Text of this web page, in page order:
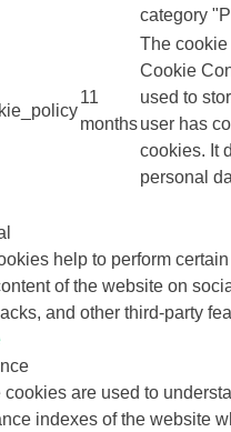
category
11
months
The cookie
Cookie
used to
user has
cookies. It
personal
help to perform
of the website on
and other third-party
cookies are used to
indexes of the website